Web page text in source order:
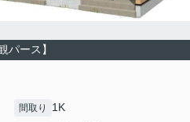
パース】
間取り 1K